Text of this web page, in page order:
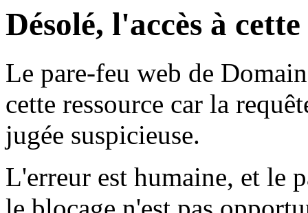
Désolé, l'accès à
Le pare-feu web de
cette ressource car la
jugée suspicieuse.
L'erreur est humaine, et le